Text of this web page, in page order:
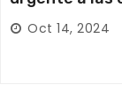
Oct 14, 2024